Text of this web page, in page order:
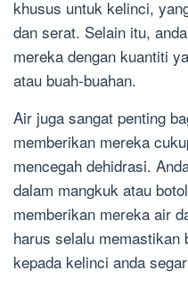
khusus untuk kelinci,
dan serat. Selain itu,
mereka dengan kuantiti
atau buah-buahan.
Air juga sangat penting
memberikan mereka
mencegah dehidrasi.
dalam mangkuk atau
memberikan mereka air
harus selalu memastikan
kepada kelinci anda